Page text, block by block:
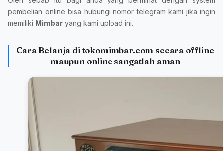
pembelian online bisa hubungi nomor telegram kami jika ingin
memiliki Mimbar yang kami upload ini.
Cara Belanja di tokomimbar.com secara offline
maupun online sangatlah aman